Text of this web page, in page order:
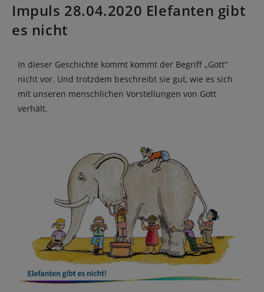
Impuls 28.04.2020 Elefanten gibt
es nicht
In dieser Geschichte kommt kommt der Begriff „Gott“
nicht vor. Und trotzdem beschreibt sie gut, wie es sich
mit unseren menschlichen Vorstellungen von Gott
verhält.